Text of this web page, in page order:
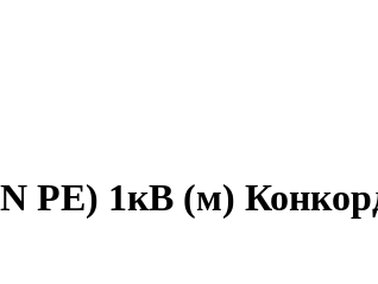
PE) 1кВ (м)